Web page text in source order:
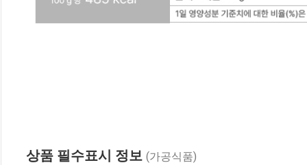
상품 필수표시 정보 (가공식품)